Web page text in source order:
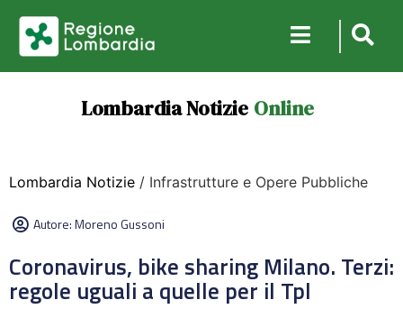
Lombardia Notizie Online
Lombardia Notizie / Infrastrutture e Opere Pubbliche
Autore:Moreno Gussoni
Coronavirus, bike sharing Milano. Terzi:
regole uguali a quelle per il Tpl